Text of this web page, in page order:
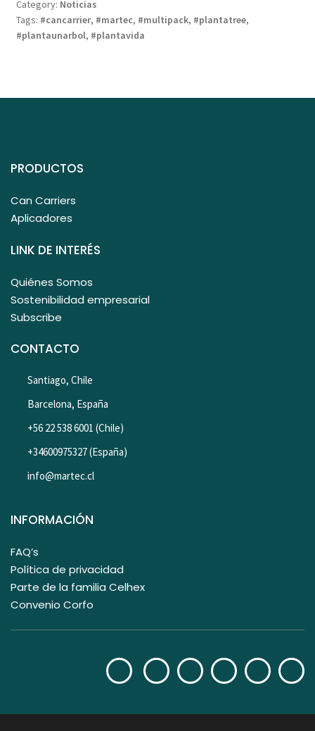
Category: Noticias
Tags: #cancarrier, #martec, #multipack, #plantatree,
#plantaunarbol, #plantavida
PRODUCTOS
Can Carriers
Aplicadores
LINK DE INTERÉS
Quiénes Somos
Sostenibilidad empresarial
Subscribe
CONTACTO
Santiago, Chile
Barcelona, España
+56 22 538 6001 (Chile)
+34600975327 (España)
info@martec.cl
INFORMACIÓN
FAQ’s
Política de privacidad
Parte de la familia Celhex
Convenio Corfo